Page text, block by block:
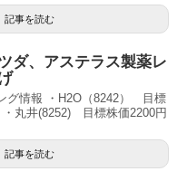
記事を読む
ダ、アステラス製薬レ
グ情報 ・H2O（8242） 目標
丸井(8252) 目標株価2200円
記事を読む